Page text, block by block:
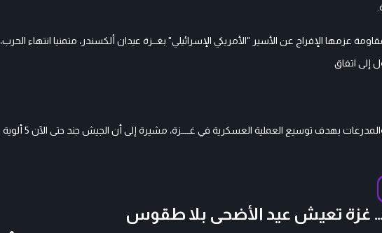
عزمها الإفراج عن الأسير "الأمريكي الإسرائيلي" بغــزة عيدان ألكسندر، متمنيا انتهاء الحرب،
إلى اتفاق
من جهتها، أفادت إذاعة جيش الكيان، بتجنيد لواءي احتياط من المشاة والمدرعات بهدف توسيع العملية العسكرية في غــــزة، مشيرة إلى أن الجيش جند حتى الآن 5 ألوية
غزة تعيش عيد الأضحى بلا طقوس